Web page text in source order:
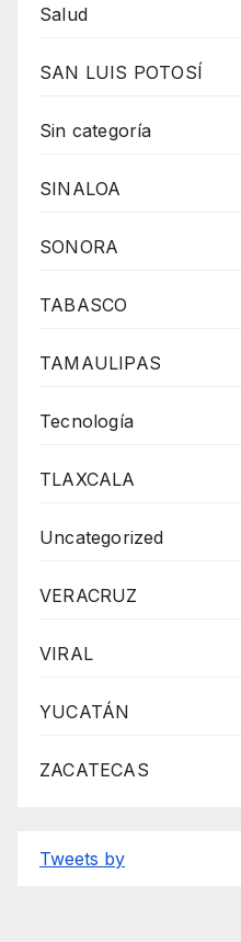
Salud
SAN LUIS POTOSÍ
Sin categoría
SINALOA
SONORA
TABASCO
TAMAULIPAS
Tecnología
TLAXCALA
Uncategorized
VERACRUZ
VIRAL
YUCATÁN
ZACATECAS
Tweets by